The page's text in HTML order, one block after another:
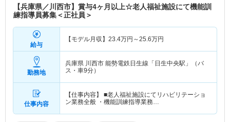
【兵庫県／川西市】賞与4ヶ月以上☆老人福祉施設にて機能訓
練指導員募集＜正社員＞
給与
【モデル月収】 23.4万円～25.6万円
勤務地
兵庫県 川西市 能勢電鉄日生線「日生中央駅」（バ
ス・車9分）
仕事内容
【仕事内容】 ■老人福祉施設にてリハビリテーショ
ン業務全般 ・機能訓練指導業務…